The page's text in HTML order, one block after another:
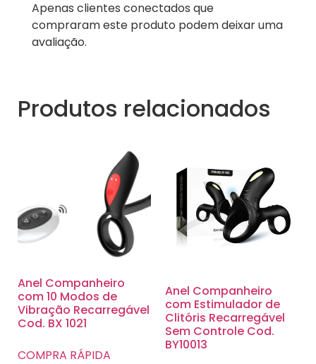
Apenas clientes conectados que
compraram este produto podem deixar uma
avaliação.
Produtos relacionados
Anel Companheiro
com 10 Modos de
Vibração Recarregável
Cod. BX 1021
COMPRA RÁPIDA
Anel Companheiro
com Estimulador de
Clitóris Recarregável
Sem Controle Cod.
BY10013